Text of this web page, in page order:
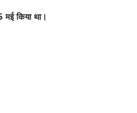
मई किया था।